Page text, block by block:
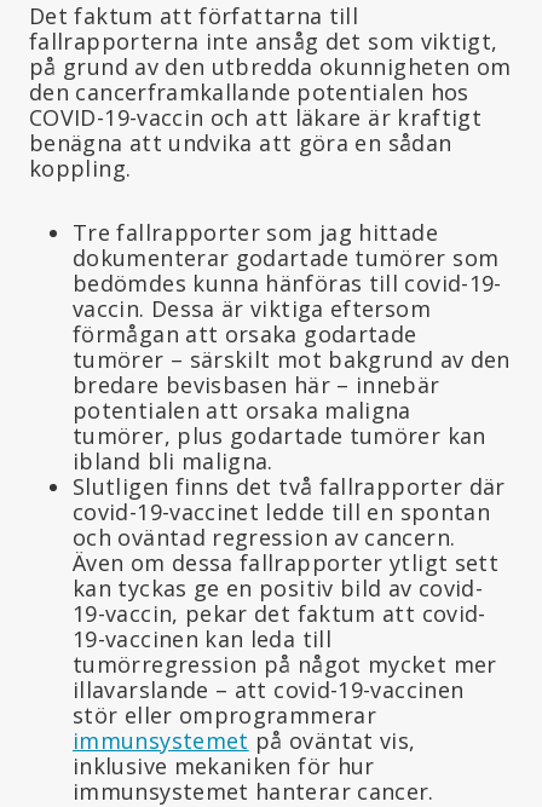
Det faktum att författarna till
fallrapporterna inte ansåg det som viktigt,
på grund av den utbredda okunnigheten om
den cancerframkallande potentialen hos
COVID-19-vaccin och att läkare är kraftigt
benägna att undvika att göra en sådan
koppling.
Tre fallrapporter som jag hittade
dokumenterar godartade tumörer som
bedömdes kunna hänföras till covid-19-
vaccin. Dessa är viktiga eftersom
förmågan att orsaka godartade
tumörer – särskilt mot bakgrund av den
bredare bevisbasen här – innebär
potentialen att orsaka maligna
tumörer, plus godartade tumörer kan
ibland bli maligna.
Slutligen finns det två fallrapporter där
covid-19-vaccinet ledde till en spontan
och oväntad regression av cancern.
Även om dessa fallrapporter ytligt sett
kan tyckas ge en positiv bild av covid-
19-vaccin, pekar det faktum att covid-
19-vaccinen kan leda till
tumörregression på något mycket mer
illavarslande – att covid-19-vaccinen
stör eller omprogrammerar
immunsystemet på oväntat vis,
inklusive mekaniken för hur
immunsystemet hanterar cancer.